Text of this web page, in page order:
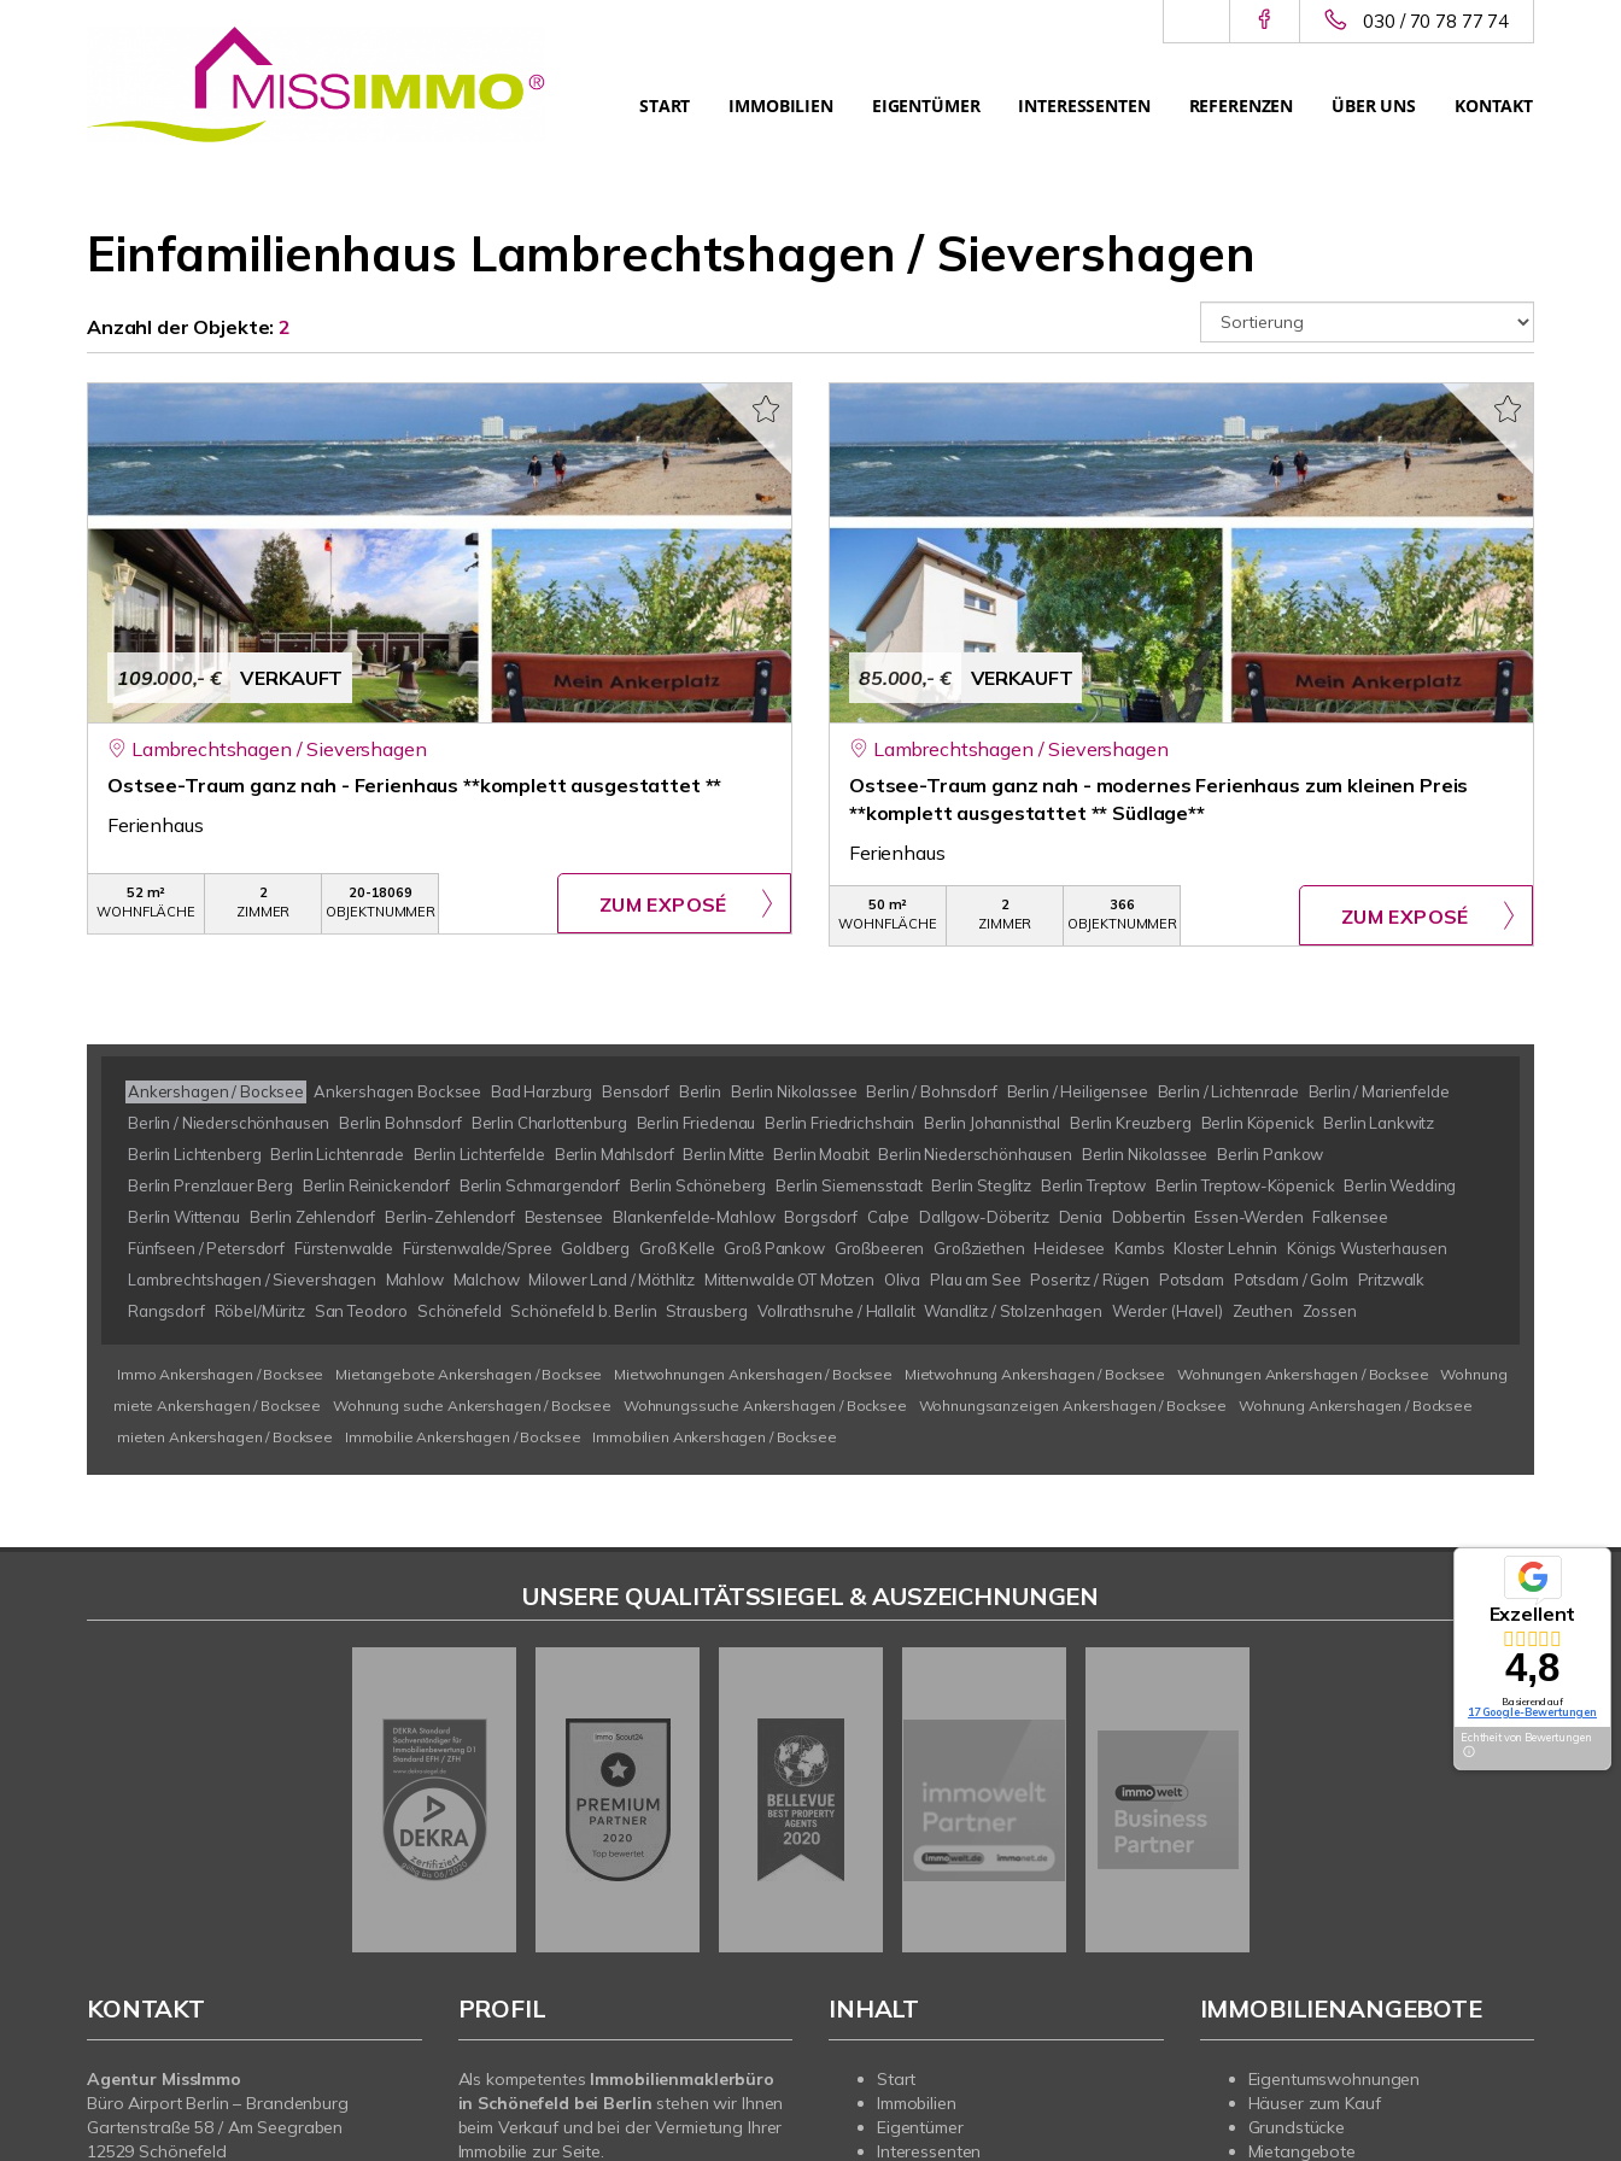
030 / 70 78 77 74
START IMMOBILIEN EIGENTÜMER INTERESSENTEN REFERENZEN ÜBER UNS KONTAKT
Einfamilienhaus Lambrechtshagen / Sievershagen
Anzahl der Objekte:2
109.000,- € VERKAUFT
Lambrechtshagen / Sievershagen
Ostsee-Traum ganz nah - Ferienhaus **komplett ausgestattet **
Ferienhaus
52 m²
WOHNFLÄCHE
2
ZIMMER
20-18069
OBJEKTNUMMER
ZUM EXPOSÉ
85.000,- € VERKAUFT
Lambrechtshagen / Sievershagen
Ostsee-Traum ganz nah - modernes Ferienhaus zum kleinen Preis
**komplett ausgestattet ** Südlage**
Ferienhaus
50 m²
WOHNFLÄCHE
2
ZIMMER
366
OBJEKTNUMMER
ZUM EXPOSÉ
Ankershagen / Bocksee Ankershagen Bocksee Bad Harzburg Bensdorf Berlin Berlin Nikolassee Berlin / Bohnsdorf Berlin / Heiligensee Berlin / Lichtenrade
Berlin / Marienfelde
Berlin / Niederschönhausen
Berlin Bohnsdorf Berlin Charlottenburg Berlin Friedenau Berlin Friedrichshain Berlin Johannisthal Berlin Kreuzberg Berlin Köpenick Berlin Lankwitz
Berlin Lichtenberg Berlin Lichtenrade Berlin Lichterfelde Berlin Mahlsdorf Berlin Mitte Berlin Moabit Berlin Niederschönhausen Berlin Nikolassee
Berlin Pankow
Berlin Prenzlauer Berg
Berlin Reinickendorf Berlin Schmargendorf Berlin Schöneberg Berlin Siemensstadt Berlin Steglitz Berlin Treptow Berlin Treptow-Köpenick Berlin Wedding
Berlin Wittenau
Berlin Zehlendorf Berlin-Zehlendorf Bestensee Blankenfelde-Mahlow Borgsdorf Calpe Dallgow-Döberitz Denia Dobbertin Essen-Werden Falkensee
Fünfseen / Petersdorf Fürstenwalde Fürstenwalde/Spree Goldberg Groß Kelle Groß Pankow Großbeeren Großziethen Heidesee Kambs Kloster Lehnin
Königs Wusterhausen
Lambrechtshagen / Sievershagen
Mahlow Malchow Milower Land / Möthlitz Mittenwalde OT Motzen Oliva Plau am See Poseritz / Rügen Potsdam Potsdam / Golm
Pritzwalk
Rangsdorf Röbel/Müritz San Teodoro Schönefeld Schönefeld b. Berlin Strausberg Vollrathsruhe / Hallalit Wandlitz / Stolzenhagen Werder (Havel) Zeuthen Zossen
Immo Ankershagen / Bocksee Mietangebote Ankershagen / Bocksee Mietwohnungen Ankershagen / Bocksee Mietwohnung Ankershagen / Bocksee Wohnungen Ankershagen / Bocksee
Wohnung
miete Ankershagen / Bocksee
Wohnung suche Ankershagen / Bocksee Wohnungssuche Ankershagen / Bocksee Wohnungsanzeigen Ankershagen / Bocksee
Wohnung Ankershagen / Bocksee
mieten Ankershagen / Bocksee
Immobilie Ankershagen / Bocksee Immobilien Ankershagen / Bocksee
Exzellent
4,8
Basierend auf
17 Google-Bewertungen
Echtheit von Bewertungen
UNSERE QUALITÄTSSIEGEL & AUSZEICHNUNGEN
KONTAKT
Agentur MissImmo
Büro Airport Berlin – Brandenburg
Gartenstraße 58 / Am Seegraben
12529 Schönefeld
PROFIL
Als kompetentes Immobilienmaklerbüro
in Schönefeld bei Berlin stehen wir Ihnen
beim Verkauf und bei der Vermietung Ihrer
Immobilie zur Seite.
INHALT
Start
Immobilien
Eigentümer
Interessenten
IMMOBILIENANGEBOTE
Eigentumswohnungen
Häuser zum Kauf
Grundstücke
Mietangebote